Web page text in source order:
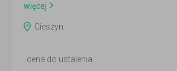
więcej
Cieszyn
cena do ustalenia